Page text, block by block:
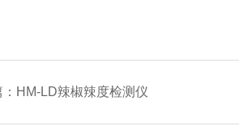
HM-LD辣椒辣度检测仪